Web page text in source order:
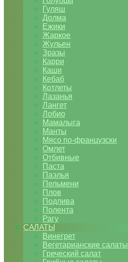
Гуляш
Долма
Ежики
Жаркое
Жульен
Зразы
Карри
Каши
Кебаб
Котлеты
Лазанья
Лангет
Лобио
Мамалыга
Манты
Мясо по-французски
Омлет
Отбивные
Паста
Паэлья
Пельмени
Плов
Подлива
Полента
Рагу
САЛАТЫ
Винегрет
Вегетарианские салаты
Греческий салат